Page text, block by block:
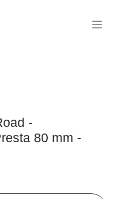
-
80 mm -